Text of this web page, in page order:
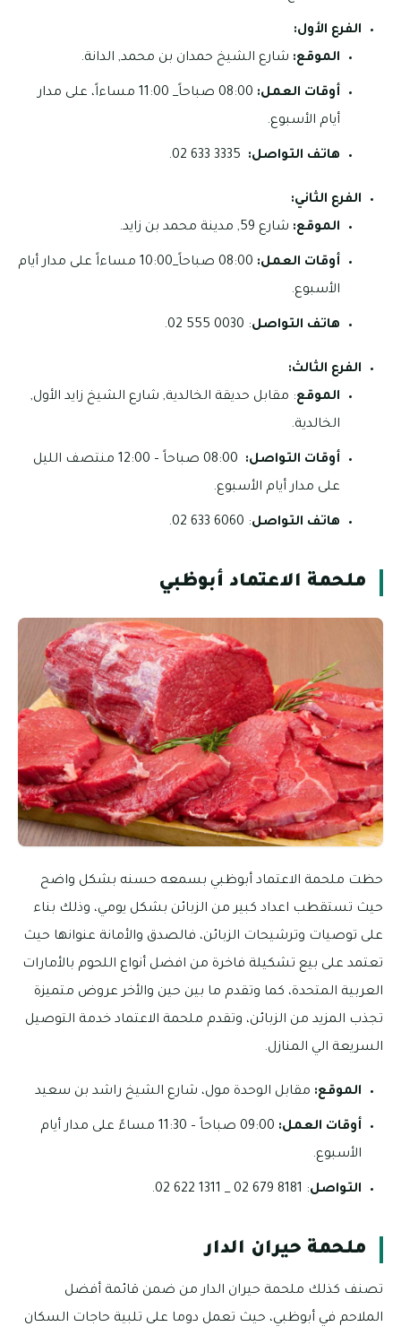
الفرع الأول:
الموقع: شارع الشيخ حمدان بن محمد, الدانة.
أوقات العمل:
08:00 صباحاً_ 11:00 مساءاً، على مدار
أيام الأسبوع.
هاتف التواصل:
الفرع الثاني:
الموقع: شارع 59, مدينة محمد بن زايد.
أوقات العمل:
08:00 صباحاً_10:00 مساءاً على مدار أيام
الأسبوع.
هاتف التواصل: 0030 555 02.
الفرع الثالث:
الموقع: مقابل حديقة الخالدية, شارع الشيخ زايد الأول,
الخالدية.
أوقات التواصل:
08:00 صباحاً – 12:00 منتصف الليل
على مدار أيام الأسبوع.
هاتف التواصل: 6060 633 02.
ملحمة الاعتماد أبوظبي
حظت ملحمة الاعتماد أبوظبي بسمعه حسنه بشكل واضح
حيث تستقطب اعداد كبير من الزبائن بشكل يومي، وذلك بناء
على توصيات وترشيحات الزبائن، فالصدق والأمانة عنوانها حيث
تعتمد على بيع تشكيلة فاخرة من افضل أنواع اللحوم بالأمارات
العربية المتحدة، كما وتقدم ما بين حين والأخر عروض متميزة
تجذب المزيد من الزبائن، وتقدم ملحمة الاعتماد خدمة التوصيل
السريعة الي المنازل.
الموقع: مقابل الوحدة مول، شارع الشيخ راشد بن سعيد
أوقات العمل:
09:00 صباحاً – 11:30 مساءً على مدار أيام
الأسبوع.
التواصل: 8181 679 02 _ 1311 622 02.
ملحمة حيران الدار
تصنف كذلك ملحمة حيران الدار من ضمن قائمة أفضل
الملاحم في أبوظبي، حيث تعمل دوما على تلبية حاجات السكان